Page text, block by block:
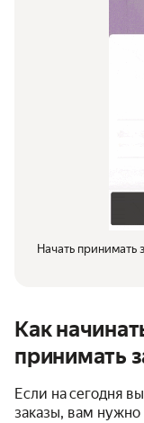
Начать принимать
Как
принимать
Если на сегодня
заказы, вам нужно